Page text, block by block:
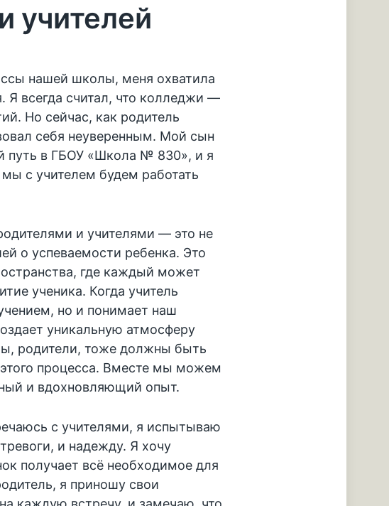
учителей
нашей школы, меня охватила
Я всегда считал, что колледжи —
Но сейчас, как родитель
себя неуверенным. Мой сын
путь в ГБОУ «Школа № 830», и я
с учителем будем работать
и учителями — это не
о успеваемости ребенка. Это
где каждый может
ученика. Когда учитель
но и понимает наш
уникальную атмосферу
родители, тоже должны быть
процесса. Вместе мы можем
и вдохновляющий опыт.
с учителями, я испытываю
и надежду. Я хочу
получает всё необходимое для
я приношу свои